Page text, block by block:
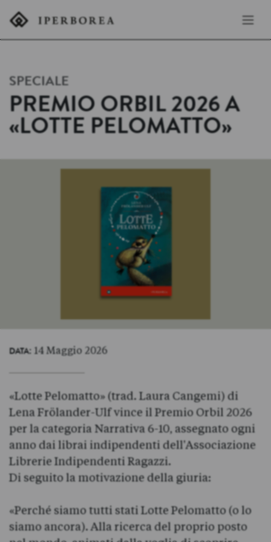
SPECIALE
PREMIO ORBIL 2026 A
«LOTTE PELOMATTO»
DATA: 14 Maggio 2026
«Lotte Pelomatto» (trad. Laura Cangemi) di
Lena Frölander-Ulf vince il Premio Orbil 2026
per la categoria Narrativa 6-10, assegnato ogni
anno dai librai indipendenti dell'Associazione
Librerie Indipendenti Ragazzi.
Di seguito la motivazione della giuria:
«Perché siamo tutti stati Lotte Pelomatto (o lo
siamo ancora). Alla ricerca del proprio posto